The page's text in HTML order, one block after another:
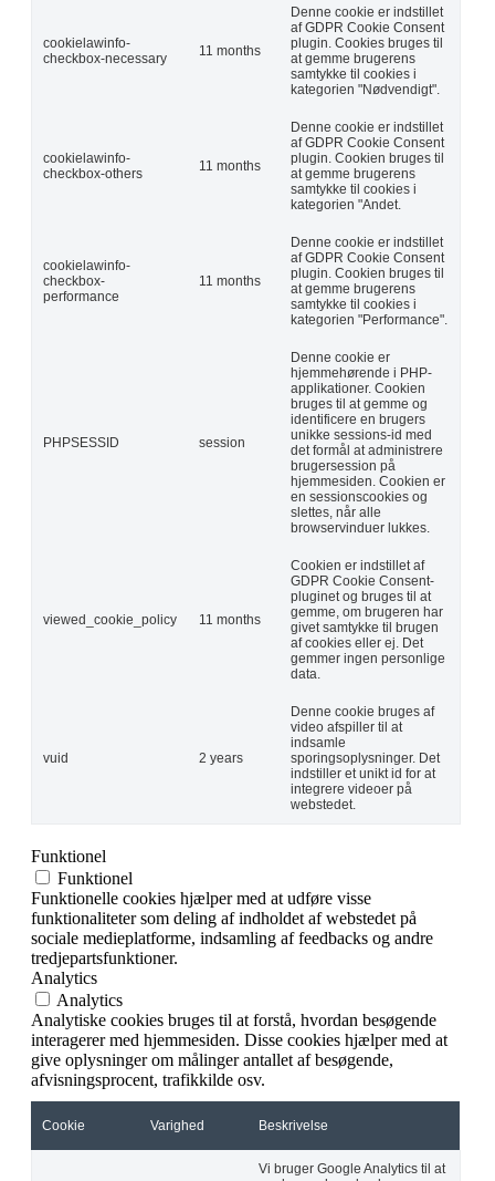
cookielawinfo-
checkbox-necessary
11 months
Denne cookie er indstillet
af GDPR Cookie Consent
plugin. Cookies bruges til
at gemme brugerens
samtykke til cookies i
kategorien "Nødvendigt".
cookielawinfo-
checkbox-others
11 months
Denne cookie er indstillet
af GDPR Cookie Consent
plugin. Cookien bruges til
at gemme brugerens
samtykke til cookies i
kategorien "Andet.
cookielawinfo-
checkbox-
performance
11 months
Denne cookie er indstillet
af GDPR Cookie Consent
plugin. Cookien bruges til
at gemme brugerens
samtykke til cookies i
kategorien "Performance".
PHPSESSID session
Denne cookie er
hjemmehørende i PHP-
applikationer. Cookien
bruges til at gemme og
identificere en brugers
unikke sessions-id med
det formål at administrere
brugersession på
hjemmesiden. Cookien er
en sessionscookies og
slettes, når alle
browservinduer lukkes.
viewed_cookie_policy 11 months
Cookien er indstillet af
GDPR Cookie Consent-
pluginet og bruges til at
gemme, om brugeren har
givet samtykke til brugen
af cookies eller ej. Det
gemmer ingen personlige
data.
vuid 2 years
Denne cookie bruges af
video afspiller til at
indsamle
sporingsoplysninger. Det
indstiller et unikt id for at
integrere videoer på
webstedet.
Funktionel
Funktionel
Funktionelle cookies hjælper med at udføre visse
funktionaliteter som deling af indholdet af webstedet på
sociale medieplatforme, indsamling af feedbacks og andre
tredjepartsfunktioner.
Analytics
Analytics
Analytiske cookies bruges til at forstå, hvordan besøgende
interagerer med hjemmesiden. Disse cookies hjælper med at
give oplysninger om målinger antallet af besøgende,
afvisningsprocent, trafikkilde osv.
Cookie Varighed Beskrivelse
Vi bruger Google Analytics til at